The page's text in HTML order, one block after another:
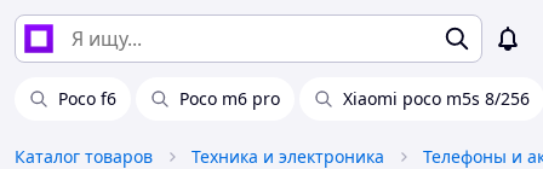
Poco f6 Poco m6 pro Xiaomi poco m5s 8/256
Каталог товаров Техника и электроника Телефоны и